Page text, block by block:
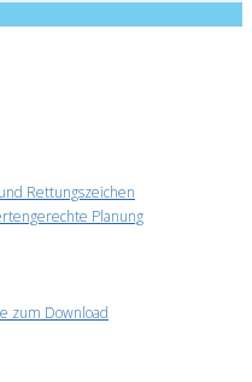
Rettungszeichen
Planung
zum Download